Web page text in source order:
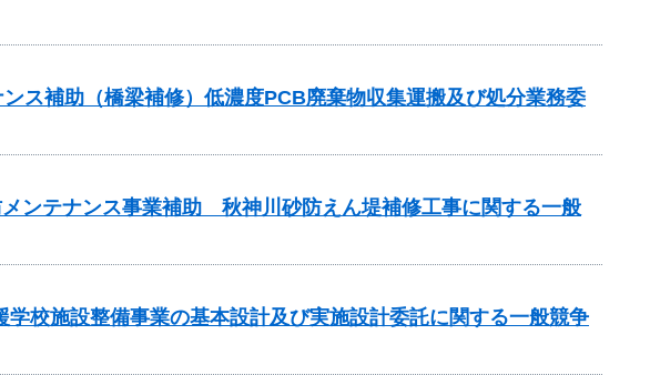
補助（橋梁補修）低濃度PCB廃棄物収集運搬及び処分業務委
ンテナンス事業補助 秋神川砂防えん堤補修工事に関する一般
学校施設整備事業の基本設計及び実施設計委託に関する一般競争